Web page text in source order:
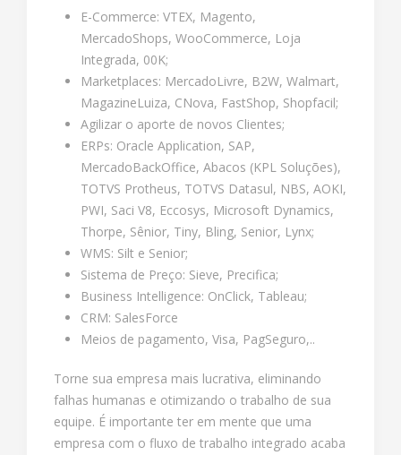
E-Commerce: VTEX, Magento,
MercadoShops, WooCommerce, Loja
Integrada, 00K;
Marketplaces: MercadoLivre, B2W, Walmart,
MagazineLuiza, CNova, FastShop, Shopfacil;
Agilizar o aporte de novos Clientes;
ERPs: Oracle Application, SAP,
MercadoBackOffice, Abacos (KPL Soluções),
TOTVS Protheus, TOTVS Datasul, NBS, AOKI,
PWI, Saci V8, Eccosys, Microsoft Dynamics,
Thorpe, Sênior, Tiny, Bling, Senior, Lynx;
WMS: Silt e Senior;
Sistema de Preço: Sieve, Precifica;
Business Intelligence: OnClick, Tableau;
CRM: SalesForce
Meios de pagamento, Visa, PagSeguro,..
Torne sua empresa mais lucrativa, eliminando
falhas humanas e otimizando o trabalho de sua
equipe. É importante ter em mente que uma
empresa com o fluxo de trabalho integrado acaba